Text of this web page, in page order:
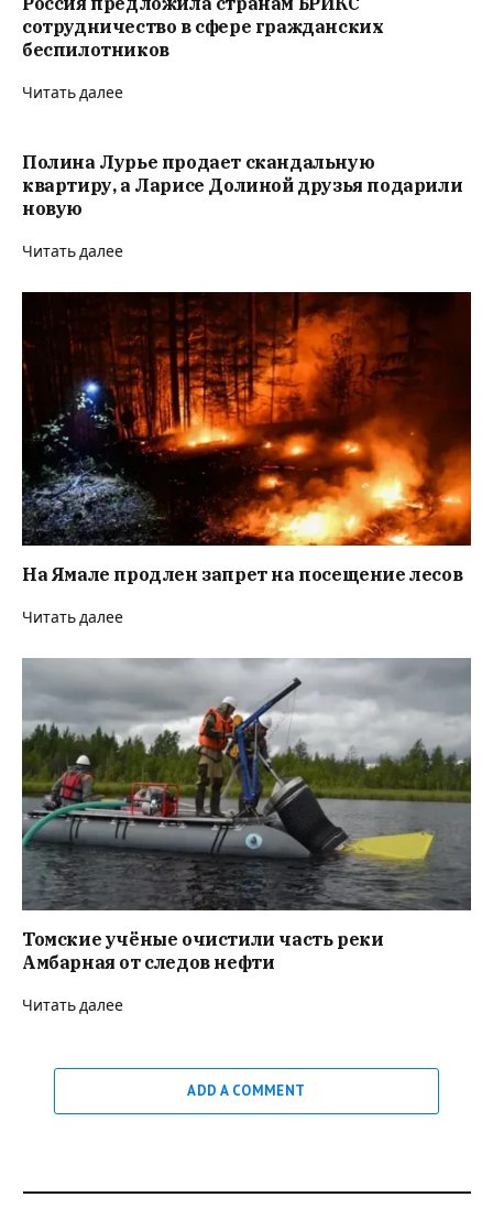
сотрудничество в сфере гражданских
беспилотников
Читать далее
Полина Лурье продает скандальную
квартиру, а Ларисе Долиной друзья подарили
новую
Читать далее
На Ямале продлен запрет на посещение лесов
Читать далее
Томские учёные очистили часть реки
Амбарная от следов нефти
Читать далее
ADD A COMMENT